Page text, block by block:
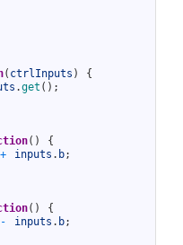
( ctrlInputs )
{
.get ( ) ;
( )
{
+ inputs . b;
( )
{
- inputs . b;